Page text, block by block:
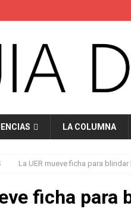
LA COLUMNA
La UER mueve ficha para
ficha para